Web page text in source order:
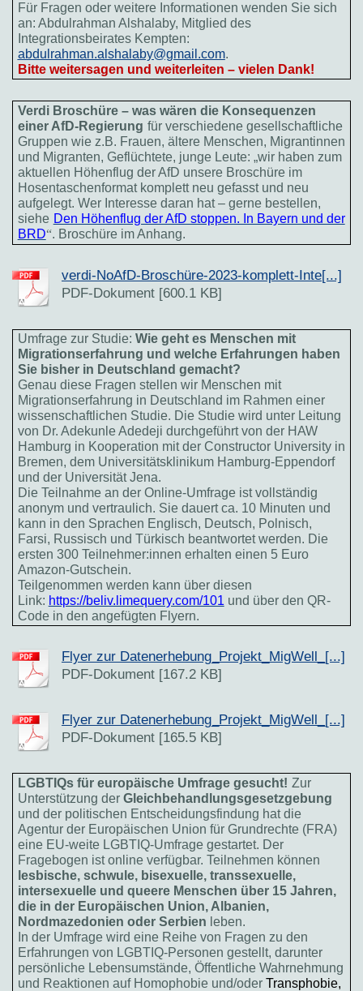
Für Fragen oder weitere Informationen wenden Sie sich
an: Abdulrahman Alshalaby, Mitglied des
Integrationsbeirates Kempten:
abdulrahman.alshalaby@gmail.com.
Bitte weitersagen und weiterleiten – vielen Dank!
Verdi Broschüre – was wären die Konsequenzen
einer AfD-Regierung für verschiedene gesellschaftliche
Gruppen wie z.B. Frauen, ältere Menschen, Migrantinnen
und Migranten, Geflüchtete, junge Leute: „wir haben zum
aktuellen Höhenflug der AfD unsere Broschüre im
Hosentaschenformat komplett neu gefasst und neu
aufgelegt. Wer Interesse daran hat – gerne bestellen,
siehe Den Höhenflug der AfD stoppen. In Bayern und der
BRD“. Broschüre im Anhang.
verdi-NoAfD-Broschüre-2023-komplett-Inte[...]
PDF-Dokument [600.1 KB]
Umfrage zur Studie: Wie geht es Menschen mit
Migrationserfahrung und welche Erfahrungen haben
Sie bisher in Deutschland gemacht?
Genau diese Fragen stellen wir Menschen mit
Migrationserfahrung in Deutschland im Rahmen einer
wissenschaftlichen Studie. Die Studie wird unter Leitung
von Dr. Adekunle Adedeji durchgeführt von der HAW
Hamburg in Kooperation mit der Constructor University in
Bremen, dem Universitätsklinikum Hamburg-Eppendorf
und der Universität Jena.
Die Teilnahme an der Online-Umfrage ist vollständig
anonym und vertraulich. Sie dauert ca. 10 Minuten und
kann in den Sprachen Englisch, Deutsch, Polnisch,
Farsi, Russisch und Türkisch beantwortet werden. Die
ersten 300 Teilnehmer:innen erhalten einen 5 Euro
Amazon-Gutschein.
Teilgenommen werden kann über diesen
Link: https://beliv.limequery.com/101 und über den QR-
Code in den angefügten Flyern.
Flyer zur Datenerhebung_Projekt_MigWell_[...]
PDF-Dokument [167.2 KB]
Flyer zur Datenerhebung_Projekt_MigWell_[...]
PDF-Dokument [165.5 KB]
LGBTIQs für europäische Umfrage gesucht! Zur
Unterstützung der Gleichbehandlungsgesetzgebung
und der politischen Entscheidungsfindung hat die
Agentur der Europäischen Union für Grundrechte (FRA)
eine EU-weite LGBTIQ-Umfrage gestartet. Der
Fragebogen ist online verfügbar. Teilnehmen können
lesbische, schwule, bisexuelle, transsexuelle,
intersexuelle und queere Menschen über 15 Jahren,
die in der Europäischen Union, Albanien,
Nordmazedonien oder Serbien leben.
In der Umfrage wird eine Reihe von Fragen zu den
Erfahrungen von LGBTIQ-Personen gestellt, darunter
persönliche Lebensumstände, Öffentliche Wahrnehmung
und Reaktionen auf Homophobie und/oder Transphobie,